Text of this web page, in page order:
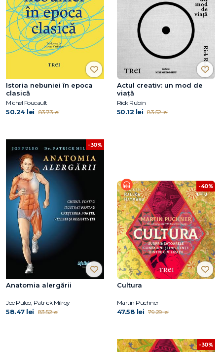
Istoria nebuniei în epoca
clasică
Michel Foucault
50.24 lei 83.73 lei
Actul creativ: un mod de
viață
Rick Rubin
50.12 lei 83.52 lei
-30%
Anatomia alergării
Joe Puleo, Patrick Milroy
58.47 lei 83.52 lei
-40%
Cultura
Martin Puchner
47.58 lei 79.29 lei
-30%